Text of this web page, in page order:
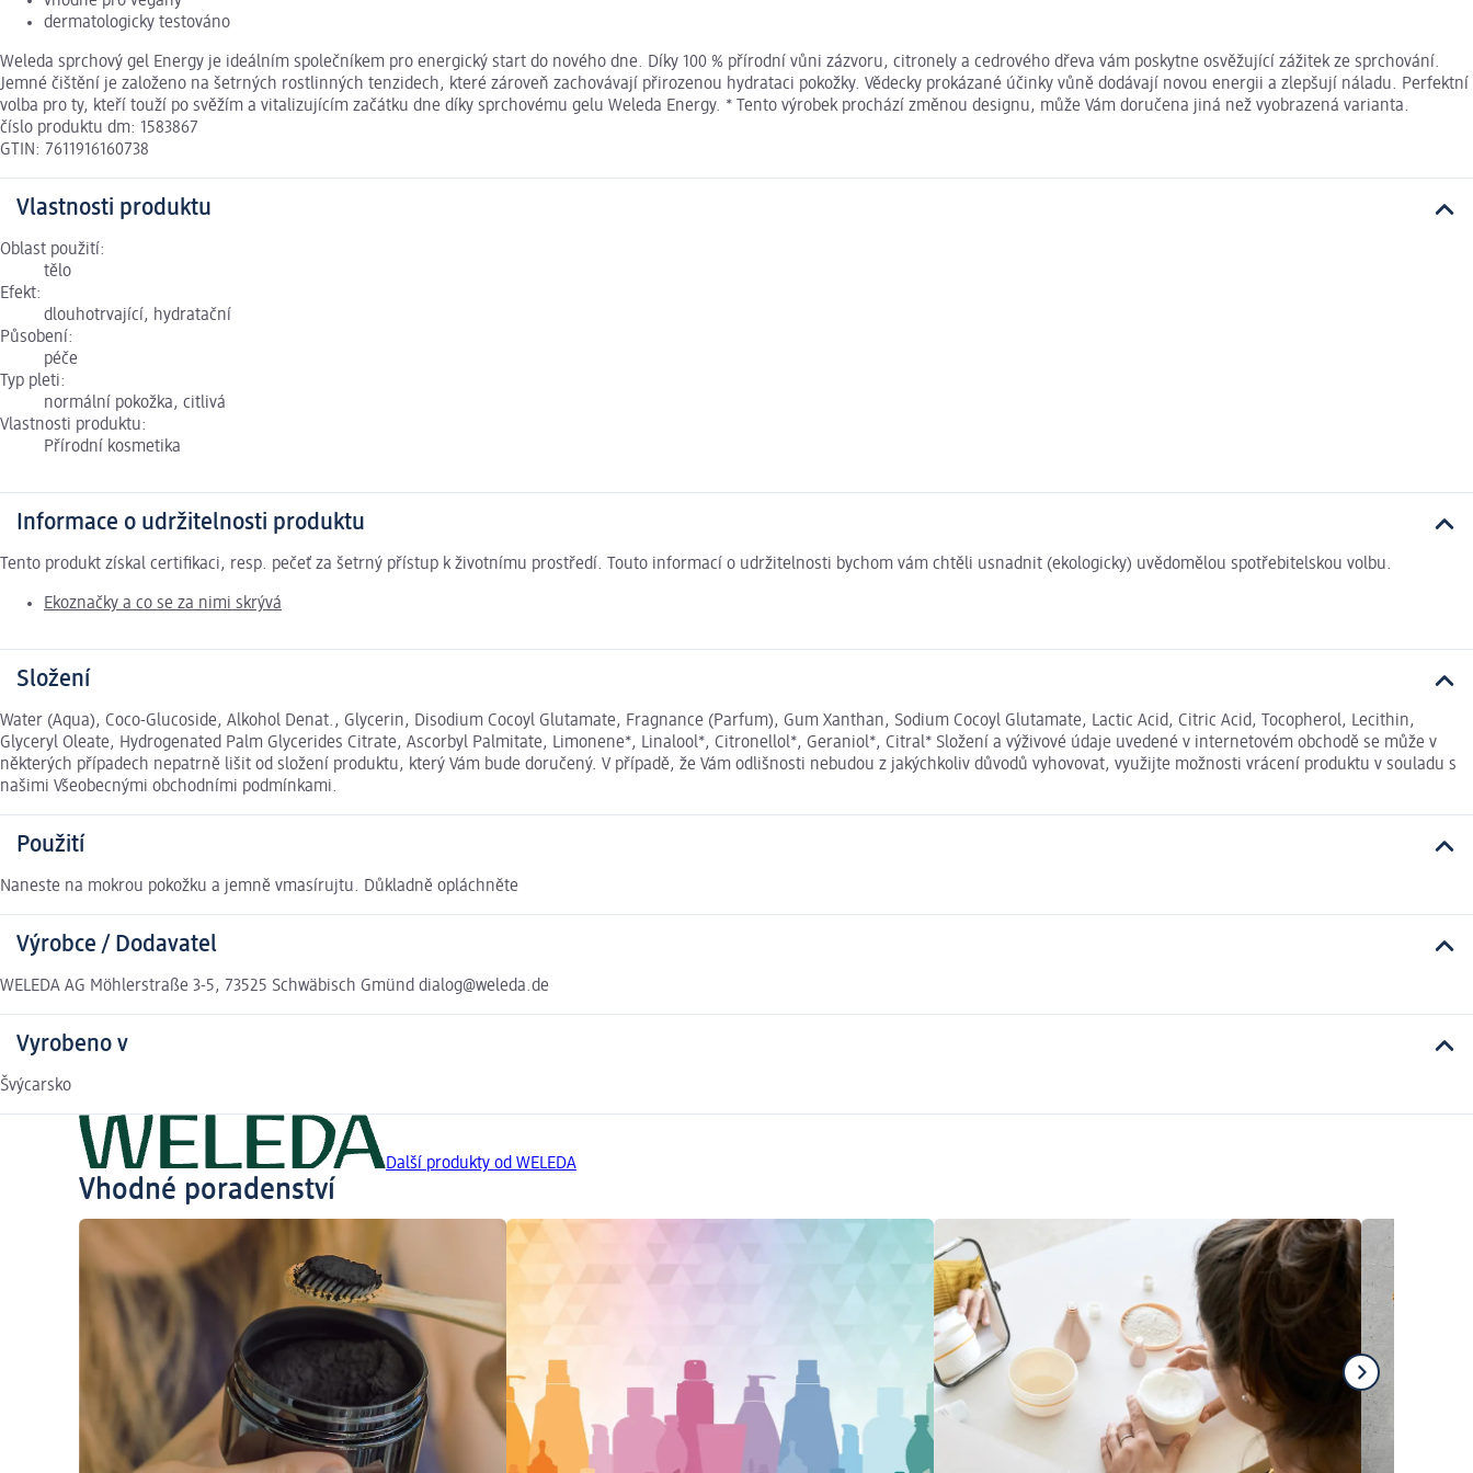
dermatologicky testováno
Weleda sprchový gel Energy je ideálním společníkem pro energický start do nového dne. Díky 100 % přírodní vůni zázvoru, citronely a cedrového dřeva vám poskytne osvěžující zážitek ze sprchování.
Jemné čištění je založeno na šetrných rostlinných tenzidech, které zároveň zachovávají přirozenou hydrataci pokožky. Vědecky prokázané účinky vůně dodávají novou energii a zlepšují náladu. Perfektní
volba pro ty, kteří touží po svěžím a vitalizujícím začátku dne díky sprchovému gelu Weleda Energy. * Tento výrobek prochází změnou designu, může Vám doručena jiná než vyobrazená varianta.
číslo produktu dm: 1583867
GTIN: 7611916160738
Vlastnosti produktu
Oblast použití:
tělo
Efekt:
dlouhotrvající, hydratační
Působení:
péče
Typ pleti:
normální pokožka, citlivá
Vlastnosti produktu:
Přírodní kosmetika
Informace o udržitelnosti produktu
Tento produkt získal certifikaci, resp. pečeť za šetrný přístup k životnímu prostředí. Touto informací o udržitelnosti bychom vám chtěli usnadnit (ekologicky) uvědomělou spotřebitelskou volbu.
Ekoznačky a co se za nimi skrývá
Složení
Water (Aqua), Coco-Glucoside, Alkohol Denat., Glycerin, Disodium Cocoyl Glutamate, Fragnance (Parfum), Gum Xanthan, Sodium Cocoyl Glutamate, Lactic Acid, Citric Acid, Tocopherol, Lecithin,
Glyceryl Oleate, Hydrogenated Palm Glycerides Citrate, Ascorbyl Palmitate, Limonene*, Linalool*, Citronellol*, Geraniol*, Citral* Složení a výživové údaje uvedené v internetovém obchodě se může v
některých případech nepatrně lišit od složení produktu, který Vám bude doručený. V případě, že Vám odlišnosti nebudou z jakýchkoliv důvodů vyhovovat, využijte možnosti vrácení produktu v souladu s
našimi Všeobecnými obchodními podmínkami.
Použití
Naneste na mokrou pokožku a jemně vmasírujtu. Důkladně opláchněte
Výrobce / Dodavatel
WELEDA AG Möhlerstraße 3-5, 73525 Schwäbisch Gmünd dialog@weleda.de
Vyrobeno v
Švýcarsko
Další produkty od WELEDA
Vhodné poradenství